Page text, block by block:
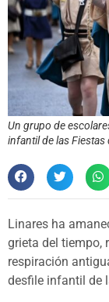
Un grupo de
infantil de las Fiestas
Linares ha
grieta del tiempo,
respiración
desfile infantil de